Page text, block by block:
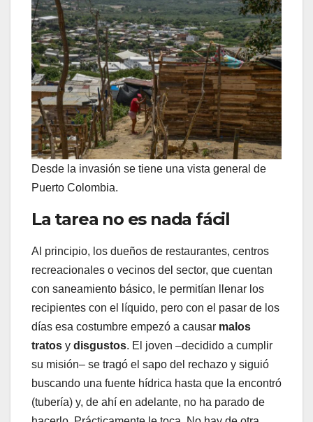
Desde la invasión se tiene una vista general de
Puerto Colombia.
La tarea no es nada fácil
Al principio, los dueños de restaurantes, centros
recreacionales o vecinos del sector, que cuentan
con saneamiento básico, le permitían llenar los
recipientes con el líquido, pero con el pasar de los
días esa costumbre empezó a causar malos
tratos y disgustos. El joven –decidido a cumplir
su misión– se tragó el sapo del rechazo y siguió
buscando una fuente hídrica hasta que la encontró
(tubería) y, de ahí en adelante, no ha parado de